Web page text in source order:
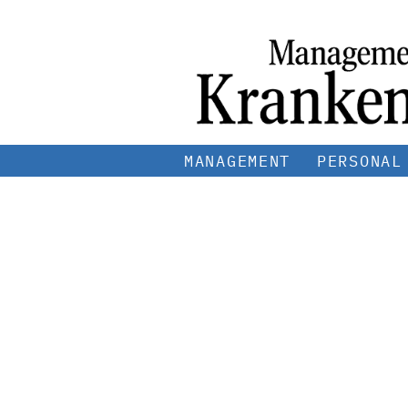
MANAGEMENT PERSONAL